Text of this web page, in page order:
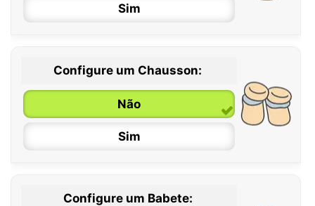
Sim
0 / 6 meses
6 / 12 meses
12 / 18 meses
Configure um Chausson:
Não
Sim
Configure um Babete: